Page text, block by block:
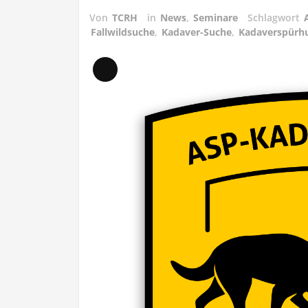
Von TCRH in News, Seminare Schlagwort
Fallwildsuche, Kadaver-Suche,
Lange